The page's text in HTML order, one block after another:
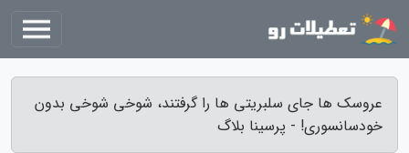
عروسک ها جای سلبریتی ها را گرفتند، شوخی شوخی بدون
خودسانسوری! - پرسینا بلاگ